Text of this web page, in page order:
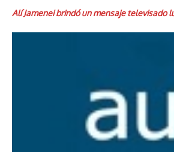
Alí Jamenei brindó un mensaje televisado